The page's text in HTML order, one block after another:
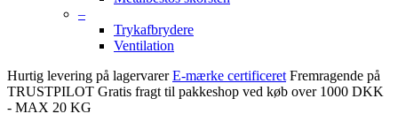
–
Trykafbrydere
Ventilation
Hurtig levering på lagervarer E-mærke certificeret Fremragende på
TRUSTPILOT Gratis fragt til pakkeshop ved køb over 1000 DKK
- MAX 20 KG